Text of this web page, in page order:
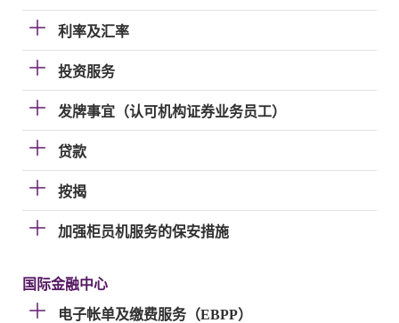
利率及汇率
投资服务
发牌事宜（认可机构证券业务员工）
贷款
按揭
加强柜员机服务的保安措施
国际金融中心
电子帐单及缴费服务（EBPP）